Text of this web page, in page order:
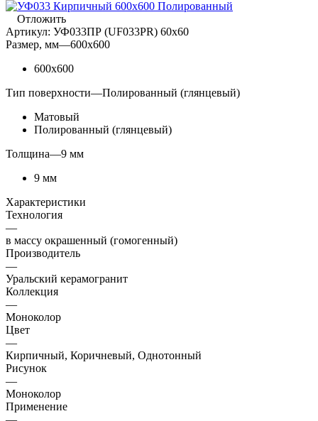
Отложить
Артикул: УФ033ПР (UF033PR) 60х60
Размер, мм—600x600
600x600
Тип поверхности—Полированный (глянцевый)
Матовый
Полированный (глянцевый)
Толщина—9 мм
9 мм
Характеристики
Технология
—
в массу окрашенный (гомогенный)
Производитель
—
Уральский керамогранит
Коллекция
—
Моноколор
Цвет
—
Кирпичный, Коричневый, Однотонный
Рисунок
—
Моноколор
Применение